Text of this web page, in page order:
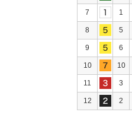
7 1
8 5
9 6
10 10
11 3
12 2